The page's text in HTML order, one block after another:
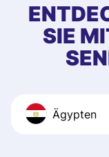
SIE
Ägypten